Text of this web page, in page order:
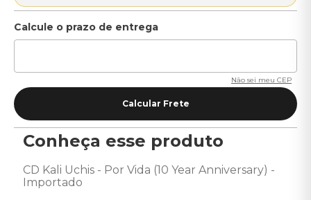
Não sei meu CEP
Conheça esse produto
CD Kali Uchis - Por Vida (10 Year Anniversary) -
Importado